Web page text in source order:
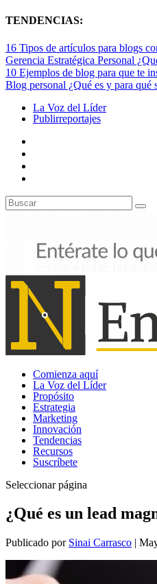
TENDENCIAS:
16 Tipos de artículos para blogs
Gerencia Estratégica Personal
10 Ejemplos de blog para que te
Blog personal ¿Qué es y para qué
La Voz del Líder
Publirreportajes
Comienza aquí
La Voz del Líder
Propósito
Estrategia
Marketing
Innovación
Tendencias
Recursos
Suscríbete
Seleccionar página
¿Qué es un lead
Publicado por Sinai Carrasco |